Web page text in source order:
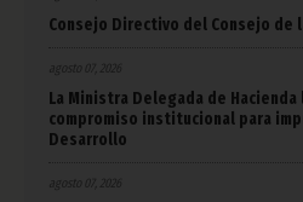
Consejo Directivo del Consejo de
agosto 07, 2026
La Ministra Delegada de
compromiso institucional para
Desarrollo
agosto 07, 2026